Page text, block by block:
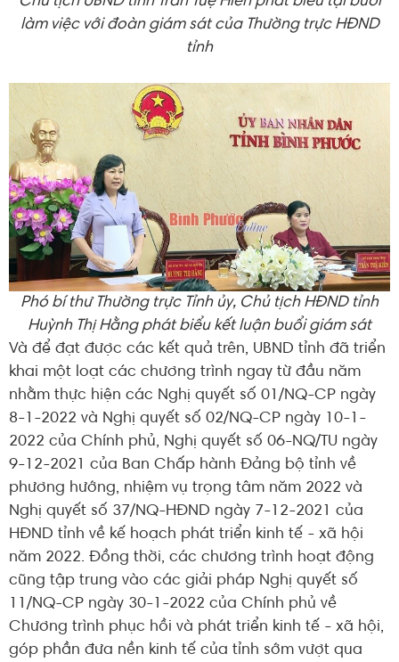
làm việc với đoàn giám sát của Thường trực HĐND
tỉnh
Phó bí thư Thường trực Tỉnh ủy, Chủ tịch HĐND tỉnh
Huỳnh Thị Hằng phát biểu kết luận buổi giám sát
Và để đạt được các kết quả trên, UBND tỉnh đã triển
khai một loạt các chương trình ngay từ đầu năm
nhằm thực hiện các Nghị quyết số 01/NQ-CP ngày
8-1-2022 và Nghị quyết số 02/NQ-CP ngày 10-1-
2022 của Chính phủ, Nghị quyết số 06-NQ/TU ngày
9-12-2021 của Ban Chấp hành Đảng bộ tỉnh về
phương hướng, nhiệm vụ trọng tâm năm 2022 và
Nghị quyết số 37/NQ-HĐND ngày 7-12-2021 của
HĐND tỉnh về kế hoạch phát triển kinh tế - xã hội
năm 2022. Đồng thời, các chương trình hoạt động
cũng tập trung vào các giải pháp Nghị quyết số
11/NQ-CP ngày 30-1-2022 của Chính phủ về
Chương trình phục hồi và phát triển kinh tế - xã hội,
góp phần đưa nền kinh tế của tỉnh sớm vượt qua